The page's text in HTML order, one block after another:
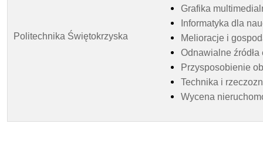
Politechnika Świętokrzyska
Grafika
Informatyka dla
Melioracje i
Odnawialne
Przysposobienie
Technika i
Wycena